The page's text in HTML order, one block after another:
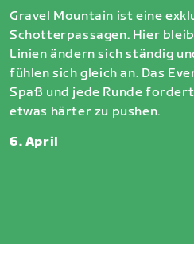
Gravel Mountain ist eine
Schotterpassagen. Hier
Linien ändern sich ständig
fühlen sich gleich an. Das
Spaß und jede Runde
etwas härter zu pushen.
6. April